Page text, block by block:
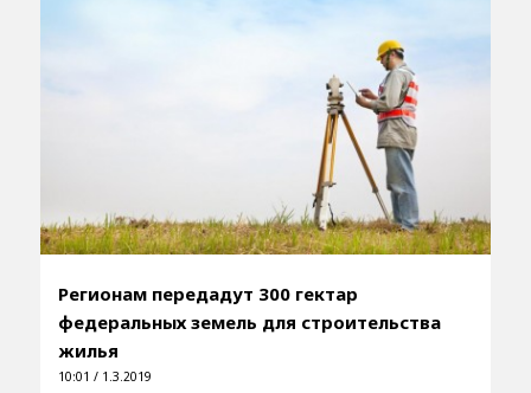
Регионам передадут 300 гектар
федеральных земель для строительства
жилья
10:01 / 1.3.2019